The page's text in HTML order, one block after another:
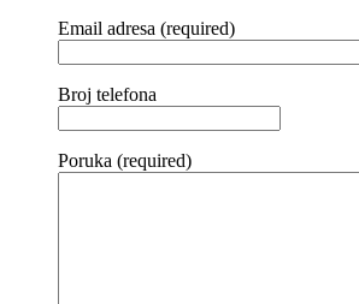
Email adresa (required)
Broj telefona
Poruka (required)